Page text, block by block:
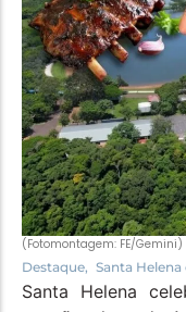
(Fotomontagem: FE/Gemini)
Destaque, Santa Helena
Santa Helena